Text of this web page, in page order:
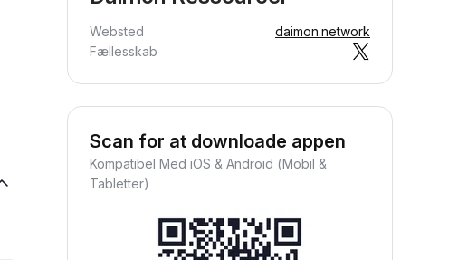
Websted
daimon.network
Fællesskab
Scan for at downloade appen
Kompatibel Med iOS & Android (Mobil &
Tabletter)